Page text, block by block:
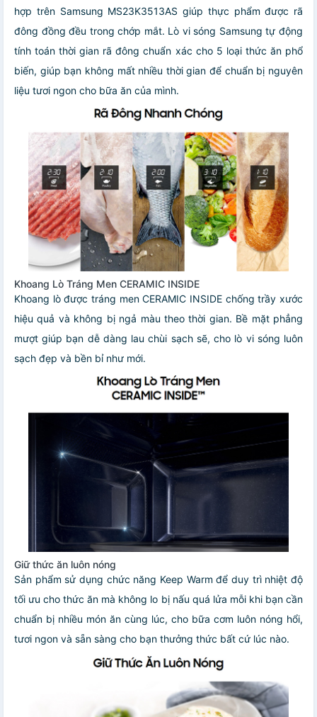
hợp trên Samsung MS23K3513AS giúp thực phẩm được rã
đông đồng đều trong chớp mắt. Lò vi sóng Samsung tự động
tính toán thời gian rã đông chuẩn xác cho 5 loại thức ăn phổ
biến, giúp bạn không mất nhiều thời gian để chuẩn bị nguyên
liệu tươi ngon cho bữa ăn của mình.
Khoang Lò Tráng Men CERAMIC INSIDE
Khoang lò được tráng men CERAMIC INSIDE chống trầy xước
hiệu quả và không bị ngả màu theo thời gian. Bề mặt phẳng
mượt giúp bạn dễ dàng lau chùi sạch sẽ, cho lò vi sóng luôn
sạch đẹp và bền bỉ như mới.
Giữ thức ăn luôn nóng
Sản phẩm sử dụng chức năng Keep Warm để duy trì nhiệt độ
tối ưu cho thức ăn mà không lo bị nấu quá lửa mỗi khi bạn cần
chuẩn bị nhiều món ăn cùng lúc, cho bữa cơm luôn nóng hổi,
tươi ngon và sẵn sàng cho bạn thưởng thức bất cứ lúc nào.